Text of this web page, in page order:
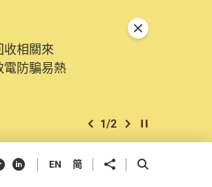
相關來
電防騙易熱
上一個
1/2 下一個開始/暫停幻燈
關閉特別通告
抖音領英 EN 简 分享到 開啟搜尋框